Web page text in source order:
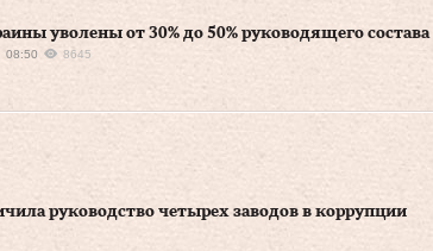
уволены от 30% до 50% руководящего состава
08:50 8645
руководство четырех заводов в коррупции